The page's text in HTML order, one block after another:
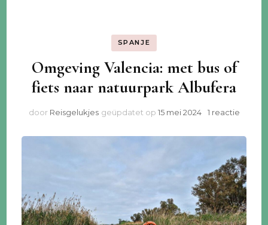
SPANJE
Omgeving Valencia: met bus of
fiets naar natuurpark Albufera
door Reisgelukjes geüpdatet op 15 mei 2024 1 reactieop
bus
of
fiets
naar